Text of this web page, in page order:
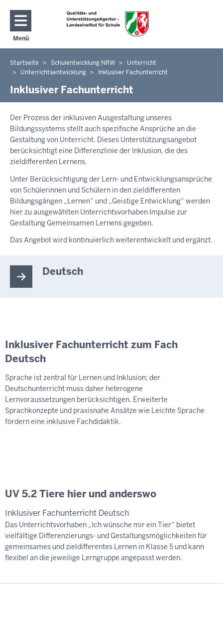
Direkt zum Inhalt
Menü
Navigation aktivieren/deaktivieren: Hauptmenü
Sie
befinden
sich
hier
Startseite Schulentwicklung NRW
Unterricht
Unterrichtsentwicklung
Inklusiver Fachunterricht
Inklusiver Fachunterricht
Der Prozess der inklusiven Ausgestaltung unseres
Bildungssystems stellt auch spezifische Ansprüche an die
Gestaltung von Unterricht. Dieses Unterstützungsangebot
berücksichtigt eine Differenzlinie der Inklusion, die des
zieldifferenten Lernens.
Unter Berücksichtigung der Lern- und Entwicklungsansprüche
von Schülerinnen und Schülern in den zieldifferenten
Bildungsgängen „Lernen“ und „Geistige Entwicklung“ werden
hier zu ausgewählten Unterrichtsvorhaben Impulse zur
Gestaltung Gemeinsamen Lernens gegeben.
Das Angebot wird kontinuierlich weiterentwickelt und ergänzt.
Deutsch
Inklusiver Fachunterricht zum Fach
Deutsch
Sprache ist zentral für Lernen und Inklusion; der
Deutschunterricht muss daher heterogene
Lernvoraussetzungen berücksichtigen. Erweiterte
Sprachkonzepte und praxisnahe Ansätze wie Leichte Sprache
fördern eine inklusive Fachdidaktik.
UV 5.2 Tiere hier und anderswo
Inklusiver Fachunterricht Deutsch
Das Unterrichtsvorhaben „Ich wünsche mir ein Tier“ bietet
vielfältige Differenzierungs- und Gestaltungsmöglichkeiten für
gemeinsames und zieldifferentes Lernen in Klasse 5 und kann
flexibel an die jeweilige Lerngruppe angepasst werden.